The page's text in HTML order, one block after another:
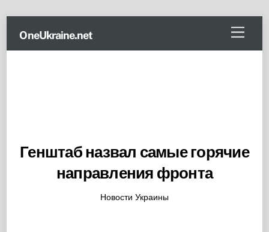
content
Menu
OneUkraine.net
Генштаб назвал самые горячие
направления фронта
Новости Украины